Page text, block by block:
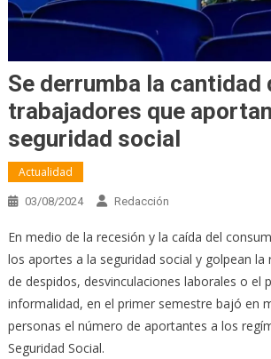
Se derrumba la cantidad
trabajadores que
seguridad social
Actualidad
03/08/2024 Redacción
En medio de la recesión y la caída del
los aportes a la seguridad social y golpean la
de despidos, desvinculaciones laborales o el
informalidad, en el primer semestre bajó en
personas el número de aportantes a los
Seguridad Social.